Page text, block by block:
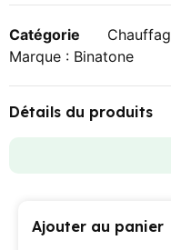
Catégorie
Marque : Binatone
Détails du produits
Ajouter au panier